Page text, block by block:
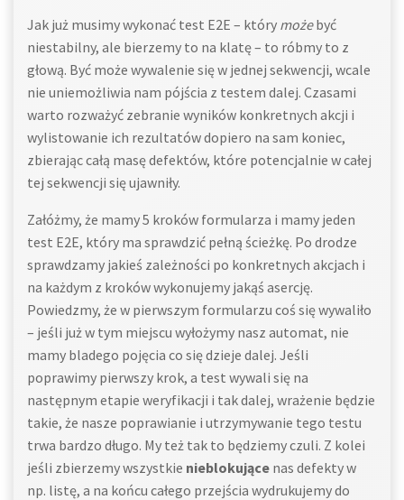
Jak już musimy wykonać test E2E – który możebyć
niestabilny, ale bierzemy to na klatę – to róbmy to z
głową. Być może wywalenie się w jednej sekwencji, wcale
nie uniemożliwia nam pójścia z testem dalej. Czasami
warto rozważyć zebranie wyników konkretnych akcji i
wylistowanie ich rezultatów dopiero na sam koniec,
zbierając całą masę defektów, które potencjalnie w całej
tej sekwencji się ujawniły.
Załóżmy, że mamy 5 kroków formularza i mamy jeden
test E2E, który ma sprawdzić pełną ścieżkę. Po drodze
sprawdzamy jakieś zależności po konkretnych akcjach i
na każdym z kroków wykonujemy jakąś asercję.
Powiedzmy, że w pierwszym formularzu coś się wywaliło
– jeśli już w tym miejscu wyłożymy nasz automat, nie
mamy bladego pojęcia co się dzieje dalej. Jeśli
poprawimy pierwszy krok, a test wywali się na
następnym etapie weryfikacji i tak dalej, wrażenie będzie
takie, że nasze poprawianie i utrzymywanie tego testu
trwa bardzo długo. My też tak to będziemy czuli. Z kolei
jeśli zbierzemy wszystkie nieblokujące nas defekty w
np. listę, a na końcu całego przejścia wydrukujemy do